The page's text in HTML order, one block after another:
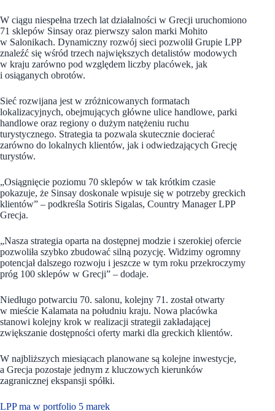
W ciągu niespełna trzech lat działalności w Grecji uruchomiono
71 sklepów Sinsay oraz pierwszy salon marki Mohito
w Salonikach. Dynamiczny rozwój sieci pozwolił Grupie LPP
znaleźć się wśród trzech największych detalistów modowych
w kraju zarówno pod względem liczby placówek, jak
i osiąganych obrotów.
Sieć rozwijana jest w zróżnicowanych formatach
lokalizacyjnych, obejmujących główne ulice handlowe, parki
handlowe oraz regiony o dużym natężeniu ruchu
turystycznego. Strategia ta pozwala skutecznie docierać
zarówno do lokalnych klientów, jak i odwiedzających Grecję
turystów.
„Osiągnięcie poziomu 70 sklepów w tak krótkim czasie
pokazuje, że Sinsay doskonale wpisuje się w potrzeby greckich
klientów” – podkreśla Sotiris Sigalas, Country Manager LPP
Grecja.
„Nasza strategia oparta na dostępnej modzie i szerokiej ofercie
pozwoliła szybko zbudować silną pozycję. Widzimy ogromny
potencjał dalszego rozwoju i jeszcze w tym roku przekroczymy
próg 100 sklepów w Grecji” – dodaje.
Niedługo potwarciu 70. salonu, kolejny 71. został otwarty
w mieście Kalamata na południu kraju. Nowa placówka
stanowi kolejny krok w realizacji strategii zakładającej
zwiększanie dostępności oferty marki dla greckich klientów.
W najbliższych miesiącach planowane są kolejne inwestycje,
a Grecja pozostaje jednym z kluczowych kierunków
zagranicznej ekspansji spółki.
LPP ma w portfolio 5 marek